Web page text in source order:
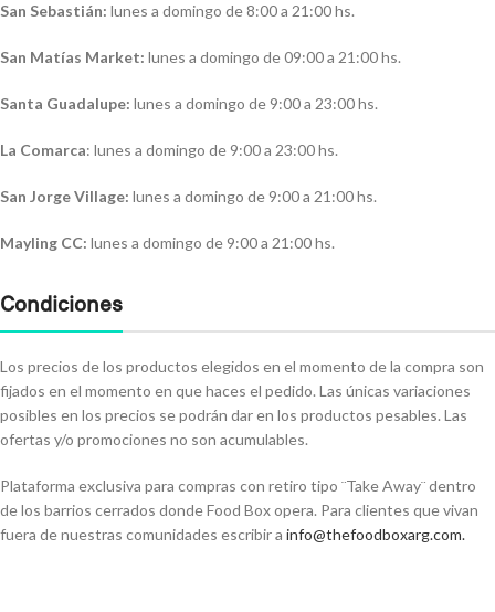
San Sebastián: lunes a domingo de 8:00 a 21:00 hs.
San Matías Market: lunes a domingo de 09:00 a 21:00 hs.
Santa Guadalupe: lunes a domingo de 9:00 a 23:00 hs.
La Comarca: lunes a domingo de 9:00 a 23:00 hs.
San Jorge Village: lunes a domingo de 9:00 a 21:00 hs.
Mayling CC: lunes a domingo de 9:00 a 21:00 hs.
Condiciones
Los precios de los productos elegidos en el momento de la compra son
fijados en el momento en que haces el pedido. Las únicas variaciones
posibles en los precios se podrán dar en los productos pesables. Las
ofertas y/o promociones no son acumulables.
Plataforma exclusiva para compras con retiro tipo ¨Take Away¨ dentro
de los barrios cerrados donde Food Box opera. Para clientes que vivan
fuera de nuestras comunidades escribir a info@thefoodboxarg.com.